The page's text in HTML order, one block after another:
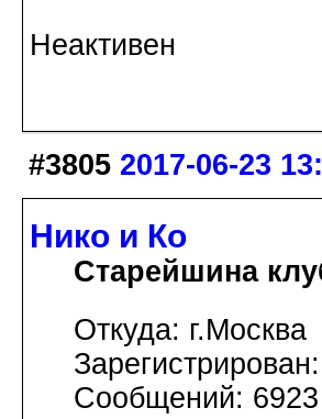
Неактивен
#3805 2017-06-23
Нико и Ко
Старейшина
Откуда: г.Москва
Сообщений: 6923